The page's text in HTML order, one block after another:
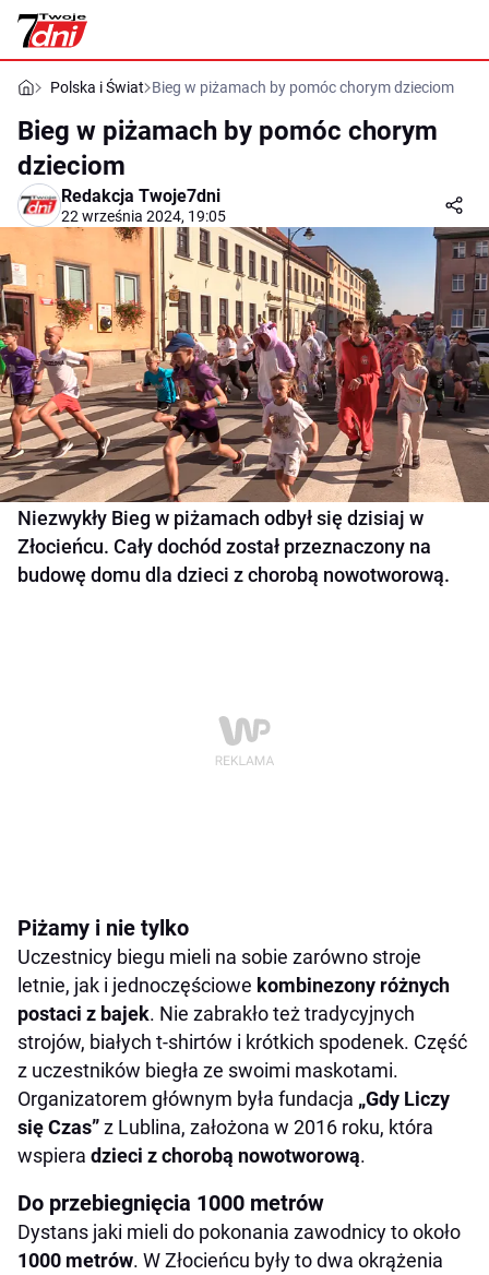
Polska i Świat Bieg w piżamach by pomóc chorym dzieciom
Bieg w piżamach by pomóc chorym
dzieciom
Redakcja Twoje7dni
22 września 2024, 19:05
Niezwykły Bieg w piżamach odbył się dzisiaj w
Złocieńcu. Cały dochód został przeznaczony na
budowę domu dla dzieci z chorobą nowotworową.
Piżamy i nie tylko
Uczestnicy biegu mieli na sobie zarówno stroje
letnie, jak i jednoczęściowe kombinezony różnych
postaci z bajek. Nie zabrakło też tradycyjnych
strojów, białych t-shirtów i krótkich spodenek. Część
z uczestników biegła ze swoimi maskotami.
Organizatorem głównym była fundacja „Gdy Liczy
się Czas”z Lublina, założona w 2016 roku, która
wspiera dzieci z chorobą nowotworową.
Do przebiegnięcia 1000 metrów
Dystans jaki mieli do pokonania zawodnicy to około
1000 metrów. W Złocieńcu były to dwa okrążenia